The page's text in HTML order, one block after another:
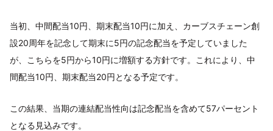
当初、中間配当10円、期末配当10円に加え、カーブスチェーン創
設20周年を記念して期末に5円の記念配当を予定していました
が、こちらを5円から10円に増額する方針です。これにより、中
間配当10円、期末配当20円となる予定です。
この結果、当期の連結配当性向は記念配当を含めて57パーセント
となる見込みです。